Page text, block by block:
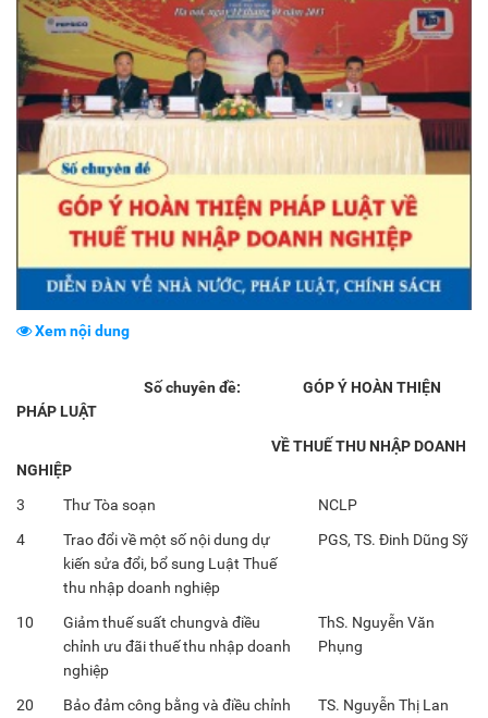
Xem nội dung
Số chuyên đề: GÓP Ý HOÀN THIỆN
PHÁP LUẬT
VỀ THUẾ THU NHẬP DOANH
NGHIỆP
3
Thư Tòa soạn
NCLP
4
Trao đổi về một số nội dung dự
kiến sửa đổi, bổ sung Luật Thuế
thu nhập doanh nghiệp
PGS, TS. Đinh Dũng Sỹ
10
Giảm thuế suất chungvà điều
chỉnh ưu đãi thuế thu nhập doanh
nghiệp
ThS. Nguyễn Văn
Phụng
20
Bảo đảm công bằng và điều chỉnh
TS. Nguyễn Thị Lan